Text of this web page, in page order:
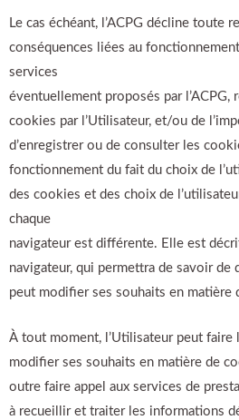
Le cas échéant, l’ACPG décline toute
conséquences liées au
services
éventuellement proposés par l’ACPG,
cookies par l’Utilisateur, et/ou de
d’enregistrer ou de consulter les
fonctionnement du fait du choix de
des cookies et des choix de
chaque
navigateur est différente. Elle est
navigateur, qui permettra de savoir de
peut modifier ses souhaits en matière
À tout moment, l’Utilisateur peut faire
modifier ses souhaits en matière de
outre faire appel aux services de
à recueillir et traiter les informations